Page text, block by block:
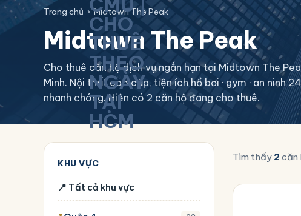
Trang chủ ›Midtown The Peak
Midtown The Peak
Cho thuê căn hộ dịch vụ ngắn hạn tại Midtown The
Minh. Nội thất cao cấp, tiện ích hồ bơi · gym · an ninh
nhanh chóng. Hiện có 2 căn hộ đang cho thuê.
KHU VỰC
📍 Tất cả khu vực
Tìm thấy 2 căn